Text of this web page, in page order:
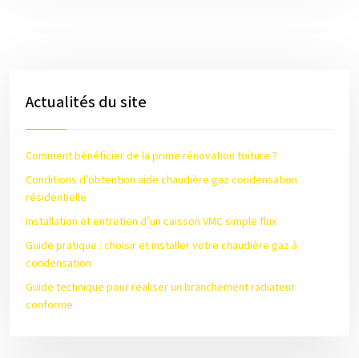
Actualités du site
Comment bénéficier de la prime rénovation toiture ?
Conditions d’obtention aide chaudière gaz condensation
résidentielle
Installation et entretien d’un caisson VMC simple flux
Guide pratique : choisir et installer votre chaudière gaz à
condensation
Guide technique pour réaliser un branchement radiateur
conforme